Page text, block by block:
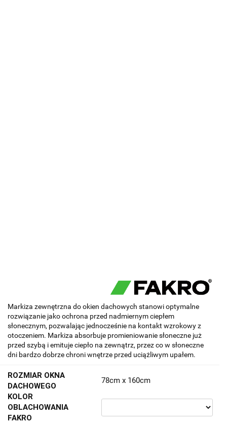
Markiza zewnętrzna do okien dachowych stanowi optymalne
rozwiązanie jako ochrona przed nadmiernym ciepłem
słonecznym, pozwalając jednocześnie na kontakt wzrokowy z
otoczeniem. Markiza absorbuje promieniowanie słoneczne już
przed szybą i emituje ciepło na zewnątrz, przez co w słoneczne
dni bardzo dobrze chroni wnętrze przed uciążliwym upałem.
ROZMIAR OKNA
DACHOWEGO
78cm x 160cm
KOLOR
OBLACHOWANIA
FAKRO